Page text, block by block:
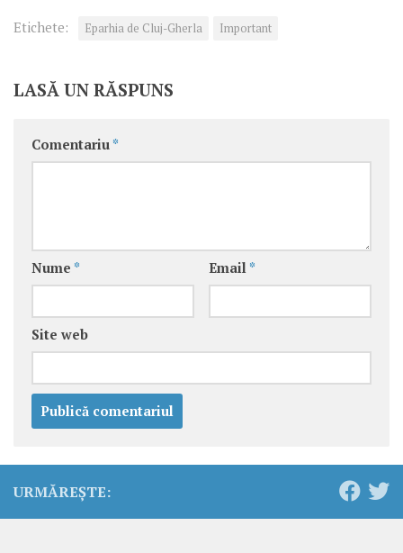
Etichete: Eparhia de Cluj-Gherla Important
LASĂ UN RĂSPUNS
Comentariu *
Nume * Email *
Site web
URMĂREȘTE: